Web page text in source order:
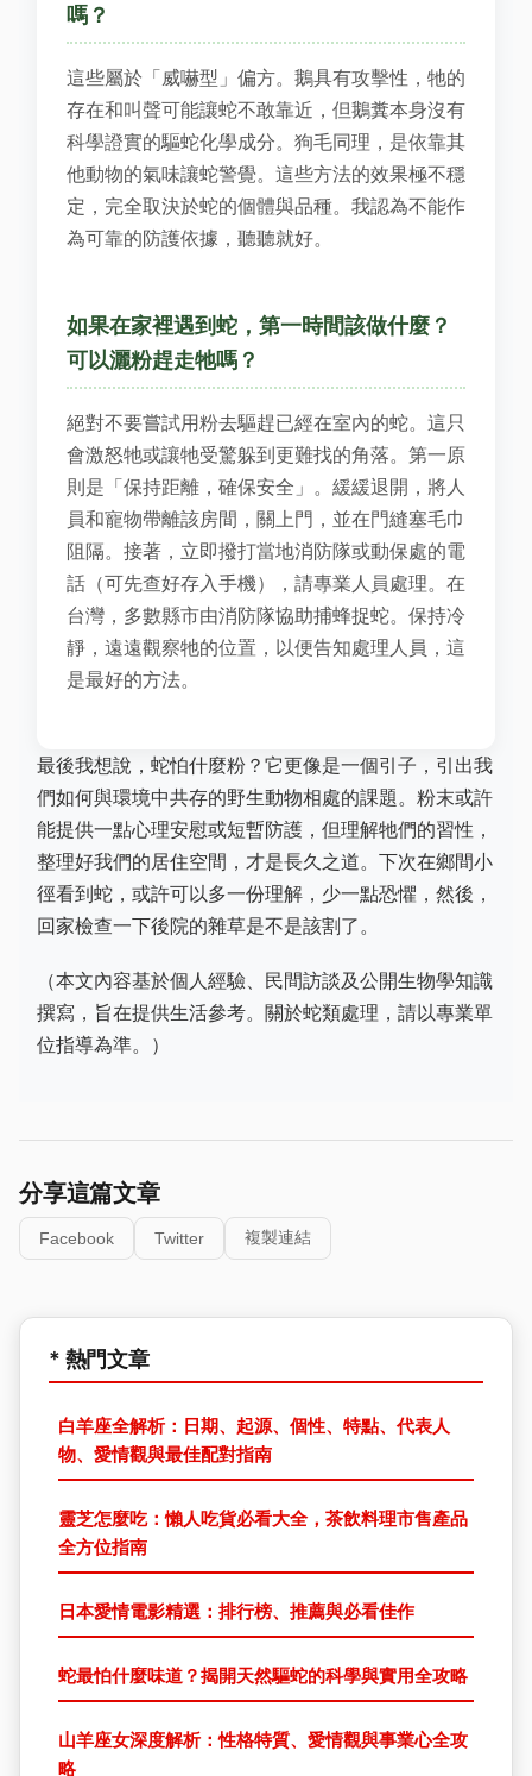
嗎？
這些屬於「威嚇型」偏方。鵝具有攻擊性，牠的
存在和叫聲可能讓蛇不敢靠近，但鵝糞本身沒有
科學證實的驅蛇化學成分。狗毛同理，是依靠其
他動物的氣味讓蛇警覺。這些方法的效果極不穩
定，完全取決於蛇的個體與品種。我認為不能作
為可靠的防護依據，聽聽就好。
如果在家裡遇到蛇，第一時間該做什麼？
可以灑粉趕走牠嗎？
絕對不要嘗試用粉去驅趕已經在室內的蛇。這只
會激怒牠或讓牠受驚躲到更難找的角落。第一原
則是「保持距離，確保安全」。緩緩退開，將人
員和寵物帶離該房間，關上門，並在門縫塞毛巾
阻隔。接著，立即撥打當地消防隊或動保處的電
話（可先查好存入手機），請專業人員處理。在
台灣，多數縣市由消防隊協助捕蜂捉蛇。保持冷
靜，遠遠觀察牠的位置，以便告知處理人員，這
是最好的方法。
最後我想說，蛇怕什麼粉？它更像是一個引子，引出我
們如何與環境中共存的野生動物相處的課題。粉末或許
能提供一點心理安慰或短暫防護，但理解牠們的習性，
整理好我們的居住空間，才是長久之道。下次在鄉間小
徑看到蛇，或許可以多一份理解，少一點恐懼，然後，
回家檢查一下後院的雜草是不是該割了。
（本文內容基於個人經驗、民間訪談及公開生物學知識
撰寫，旨在提供生活參考。關於蛇類處理，請以專業單
位指導為準。）
分享這篇文章
Facebook Twitter 複製連結
* 熱門文章
白羊座全解析：日期、起源、個性、特點、代表人
物、愛情觀與最佳配對指南
靈芝怎麼吃：懶人吃貨必看大全，茶飲料理市售產品
全方位指南
日本愛情電影精選：排行榜、推薦與必看佳作
蛇最怕什麼味道？揭開天然驅蛇的科學與實用全攻略
山羊座女深度解析：性格特質、愛情觀與事業心全攻
略